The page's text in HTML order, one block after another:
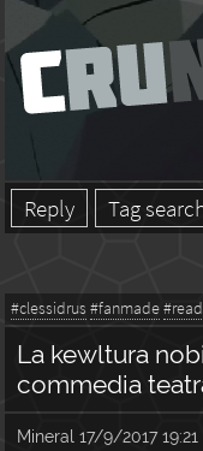
Reply Tag
#clessidrus #fanmade
La kewltura
commedia
Mineral 17/9/2017 19:21